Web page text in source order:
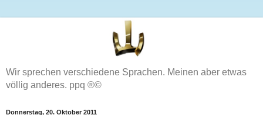
Wir sprechen verschiedene Sprachen. Meinen aber etwas
völlig anderes. ppq ®©
Donnerstag, 20. Oktober 2011